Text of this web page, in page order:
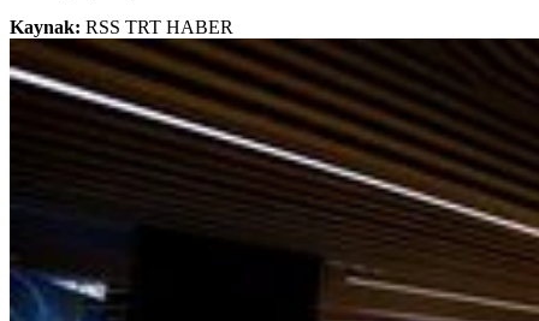
Kaynak: RSS TRT HABER